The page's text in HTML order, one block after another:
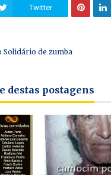
Twitter
Solidário de zumba
destas postagens